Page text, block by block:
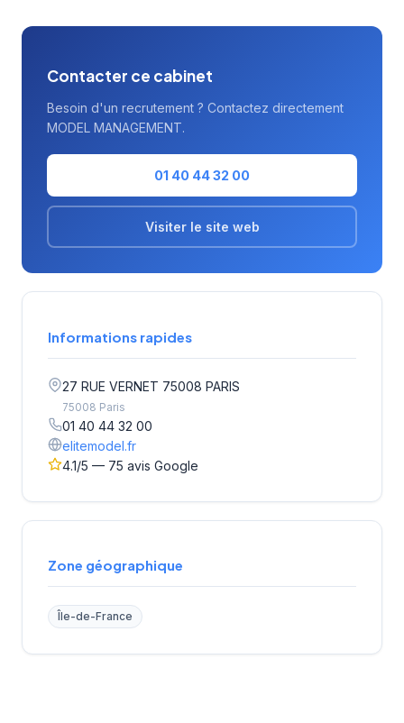
accompagnés.
Contacter ce cabinet
Besoin d'un recrutement ? Contactez directement
MODEL MANAGEMENT.
01 40 44 32 00
Visiter le site web
Informations rapides
27 RUE VERNET 75008 PARIS
75008 Paris
01 40 44 32 00
elitemodel.fr
4.1/5 — 75 avis Google
Zone géographique
Île-de-France